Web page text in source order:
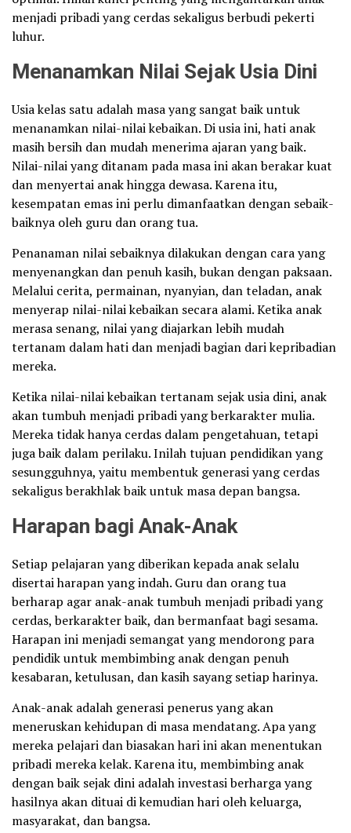
menjadi pribadi yang cerdas sekaligus berbudi pekerti
luhur.
Menanamkan Nilai Sejak Usia Dini
Usia kelas satu adalah masa yang sangat baik untuk
menanamkan nilai-nilai kebaikan. Di usia ini, hati anak
masih bersih dan mudah menerima ajaran yang baik.
Nilai-nilai yang ditanam pada masa ini akan berakar kuat
dan menyertai anak hingga dewasa. Karena itu,
kesempatan emas ini perlu dimanfaatkan dengan sebaik-
baiknya oleh guru dan orang tua.
Penanaman nilai sebaiknya dilakukan dengan cara yang
menyenangkan dan penuh kasih, bukan dengan paksaan.
Melalui cerita, permainan, nyanyian, dan teladan, anak
menyerap nilai-nilai kebaikan secara alami. Ketika anak
merasa senang, nilai yang diajarkan lebih mudah
tertanam dalam hati dan menjadi bagian dari kepribadian
mereka.
Ketika nilai-nilai kebaikan tertanam sejak usia dini, anak
akan tumbuh menjadi pribadi yang berkarakter mulia.
Mereka tidak hanya cerdas dalam pengetahuan, tetapi
juga baik dalam perilaku. Inilah tujuan pendidikan yang
sesungguhnya, yaitu membentuk generasi yang cerdas
sekaligus berakhlak baik untuk masa depan bangsa.
Harapan bagi Anak-Anak
Setiap pelajaran yang diberikan kepada anak selalu
disertai harapan yang indah. Guru dan orang tua
berharap agar anak-anak tumbuh menjadi pribadi yang
cerdas, berkarakter baik, dan bermanfaat bagi sesama.
Harapan ini menjadi semangat yang mendorong para
pendidik untuk membimbing anak dengan penuh
kesabaran, ketulusan, dan kasih sayang setiap harinya.
Anak-anak adalah generasi penerus yang akan
meneruskan kehidupan di masa mendatang. Apa yang
mereka pelajari dan biasakan hari ini akan menentukan
pribadi mereka kelak. Karena itu, membimbing anak
dengan baik sejak dini adalah investasi berharga yang
hasilnya akan dituai di kemudian hari oleh keluarga,
masyarakat, dan bangsa.